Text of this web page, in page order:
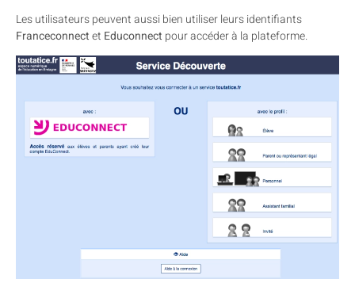
Les utilisateurs peuvent aussi bien utiliser leurs identifiants
Franceconnectet Educonnect pour accéder à la plateforme.